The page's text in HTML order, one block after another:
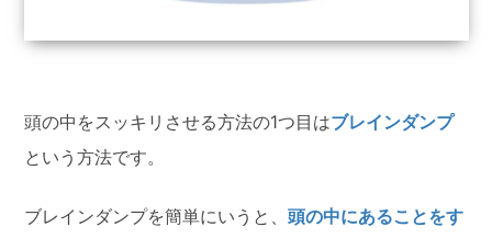
頭の中をスッキリさせる方法の1つ目はブレインダンプ
という方法です。
ブレインダンプを簡単にいうと、頭の中にあることをす